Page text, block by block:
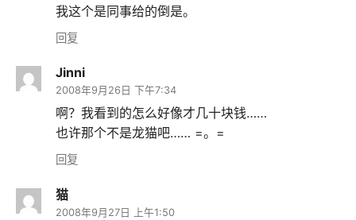
我这个是同事给的倒是。
回复
Jinni
2008年9月26日 下午7:34
啊？我看到的怎么好像才几十块钱……
也许那个不是龙猫吧…… =。=
回复
猫
2008年9月27日 上午1:50